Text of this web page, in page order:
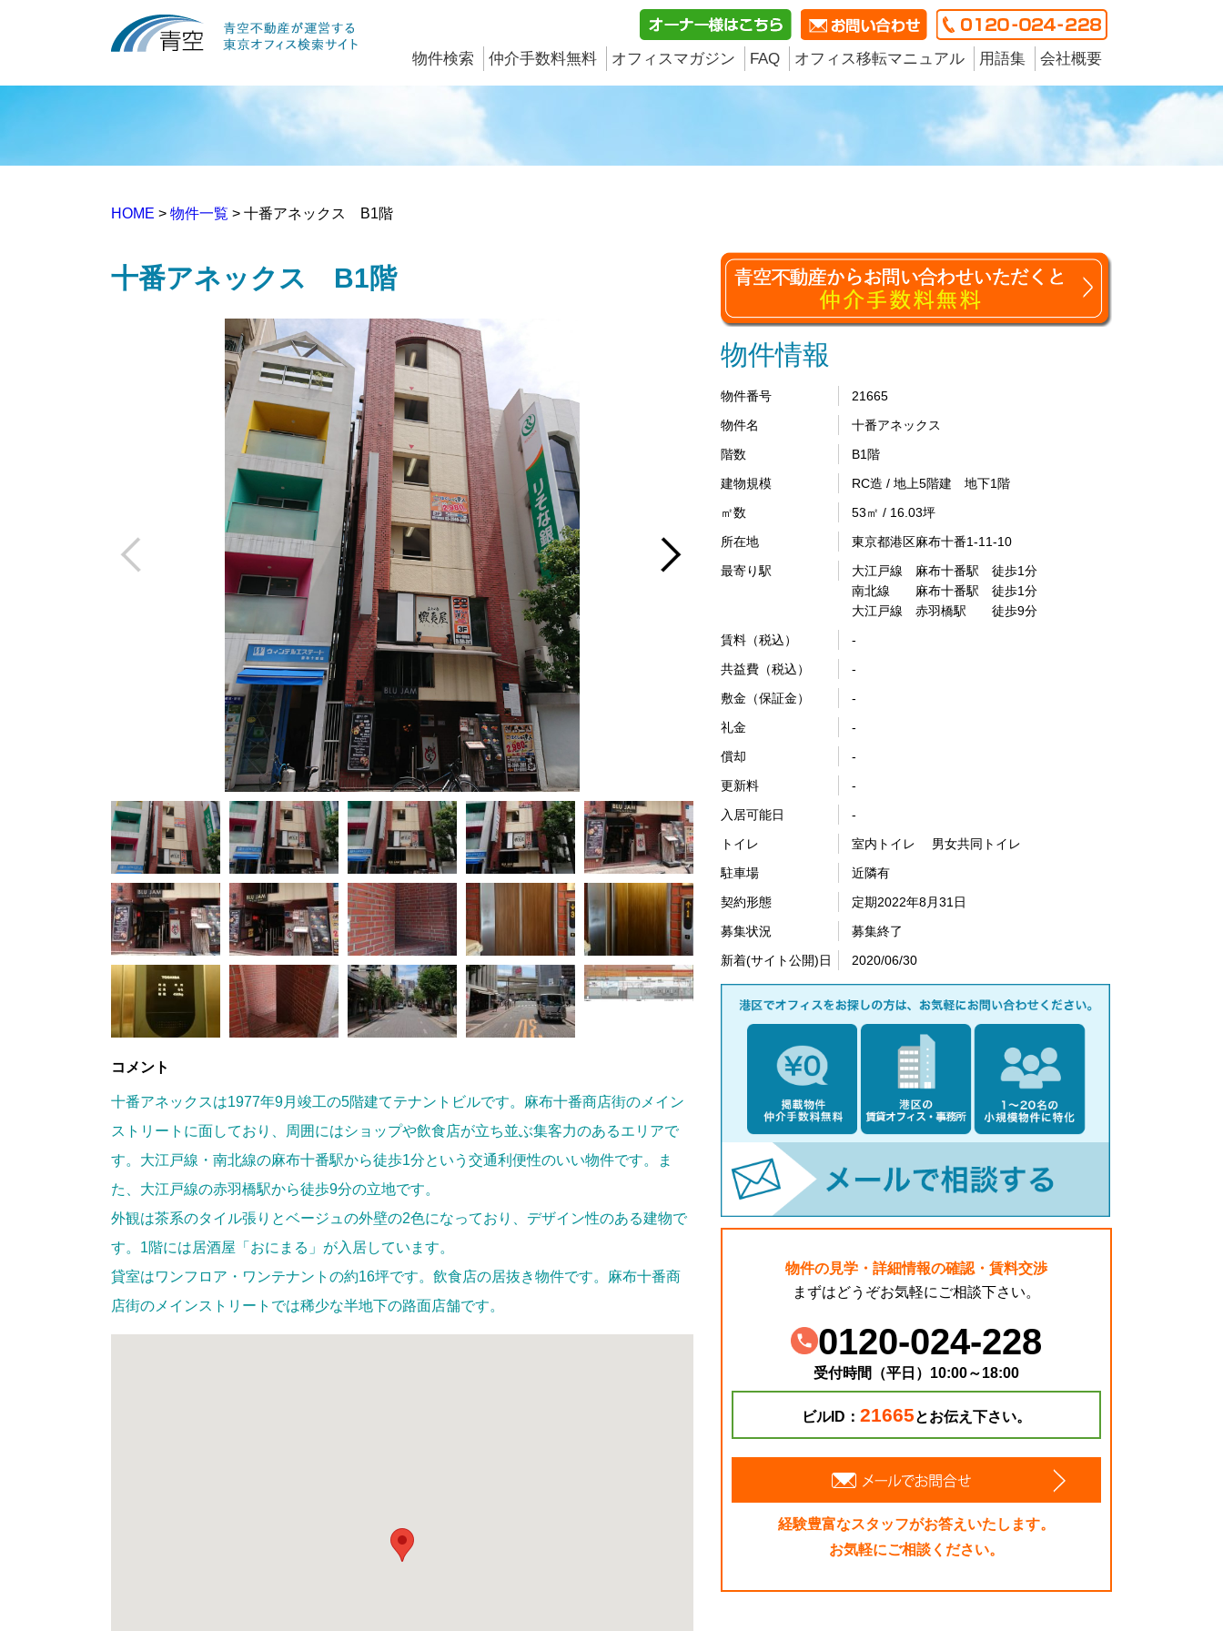
物件検索 仲介手数料無料 オフィスマガジン FAQ オフィス移転マニュアル 用語集 会社概要
HOME > 物件一覧 > 十番アネックス B1階
十番アネックス B1階
コメント
十番アネックスは1977年9月竣工の5階建てテナントビルです。麻布十番商店街のメイン
ストリートに面しており、周囲にはショップや飲食店が立ち並ぶ集客力のあるエリアで
す。大江戸線・南北線の麻布十番駅から徒歩1分という交通利便性のいい物件です。ま
た、大江戸線の赤羽橋駅から徒歩9分の立地です。
外観は茶系のタイル張りとベージュの外壁の2色になっており、デザイン性のある建物で
す。1階には居酒屋「おにまる」が入居しています。
貸室はワンフロア・ワンテナントの約16坪です。飲食店の居抜き物件です。麻布十番商
店街のメインストリートでは稀少な半地下の路面店舗です。
物件情報
物件番号
21665
物件名
十番アネックス
階数
B1階
建物規模
RC造 / 地上5階建 地下1階
㎡数
53㎡ / 16.03坪
所在地
東京都港区麻布十番1-11-10
最寄り駅
大江戸線 麻布十番駅 徒歩1分
南北線 麻布十番駅 徒歩1分
大江戸線 赤羽橋駅 徒歩9分
賃料（税込）
-
共益費（税込）
-
敷金（保証金）
-
礼金
-
償却
-
更新料
-
入居可能日
-
トイレ
室内トイレ 男女共同トイレ
駐車場
近隣有
契約形態
定期2022年8月31日
募集状況
募集終了
新着(サイト公開)日
2020/06/30
物件の見学・詳細情報の確認・賃料交渉
まずはどうぞお気軽にご相談下さい。
0120-024-228
受付時間（平日）10:00～18:00
ビルID： 21665とお伝え下さい。
経験豊富なスタッフがお答えいたします。
お気軽にご相談ください。